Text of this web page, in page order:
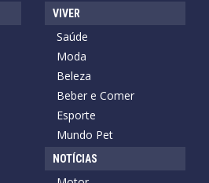
VIVER
Saúde
Moda
Beleza
Beber e Comer
Esporte
Mundo Pet
NOTÍCIAS